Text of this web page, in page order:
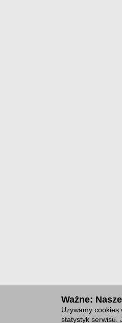
Ważne:
Używamy cookies
statystyk serwisu.